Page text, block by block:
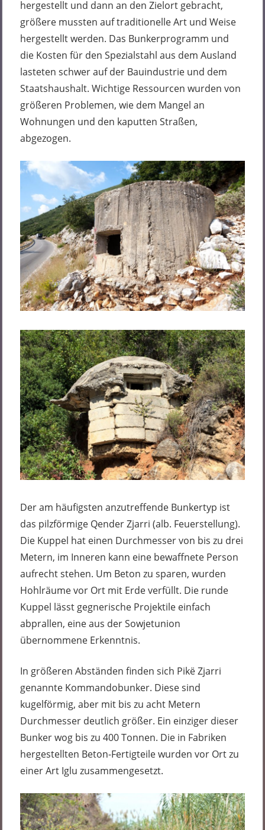
hergestellt und dann an den Zielort gebracht,
größere mussten auf traditionelle Art und Weise
hergestellt werden. Das Bunkerprogramm und
die Kosten für den Spezialstahl aus dem Ausland
lasteten schwer auf der Bauindustrie und dem
Staatshaushalt. Wichtige Ressourcen wurden von
größeren Problemen, wie dem Mangel an
Wohnungen und den kaputten Straßen,
abgezogen.
Der am häufigsten anzutreffende Bunkertyp ist
das pilzförmige Qender Zjarri (alb. Feuerstellung).
Die Kuppel hat einen Durchmesser von bis zu drei
Metern, im Inneren kann eine bewaffnete Person
aufrecht stehen. Um Beton zu sparen, wurden
Hohlräume vor Ort mit Erde verfüllt. Die runde
Kuppel lässt gegnerische Projektile einfach
abprallen, eine aus der Sowjetunion
übernommene Erkenntnis.
In größeren Abständen finden sich Pikë Zjarri
genannte Kommandobunker. Diese sind
kugelförmig, aber mit bis zu acht Metern
Durchmesser deutlich größer. Ein einziger dieser
Bunker wog bis zu 400 Tonnen. Die in Fabriken
hergestellten Beton-Fertigteile wurden vor Ort zu
einer Art Iglu zusammengesetzt.